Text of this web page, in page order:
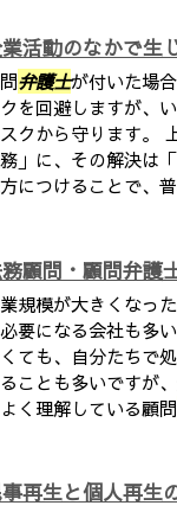
活動のなかで生
弁護士が付いた場
を回避しますが、
クから守ります。
」に、その解決は
につけることで、
顧問・顧問弁護
規模が大きくなっ
要になる会社も多
ても、自分たちで
ことも多いですが
く理解している顧問
再生と個人再生